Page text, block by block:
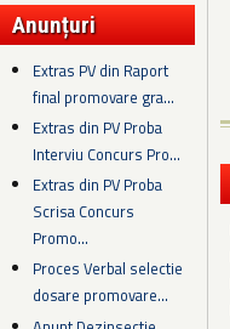
Anunțuri
Extras PV din Raport
final promovare gra...
Extras din PV Proba
Interviu Concurs Pro...
Extras din PV Proba
Scrisa Concurs
Promo...
Proces Verbal selectie
dosare promovare...